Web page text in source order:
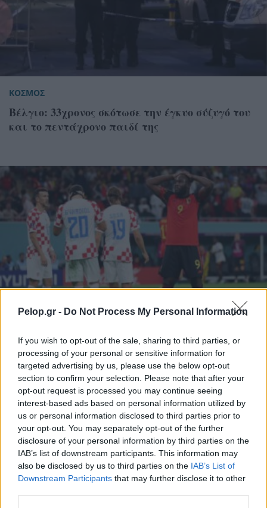
Pelop.gr - Do Not Process My Personal Information
If you wish to opt-out of the sale, sharing to third parties, or
processing of your personal or sensitive information for
targeted advertising by us, please use the below opt-out
section to confirm your selection. Please note that after your
opt-out request is processed you may continue seeing
interest-based ads based on personal information utilized by
us or personal information disclosed to third parties prior to
your opt-out. You may separately opt-out of the further
disclosure of your personal information by third parties on the
IAB’s list of downstream participants. This information may
also be disclosed by us to third parties on the IAB’s List of
Downstream Participants that may further disclose it to other
ΚΟΣΜΟΣ
Βέλγιο: 33χρονος σκότωσε την έγκυο σύζυγό του
και το πεντάχρονο παιδί της
ΠΟΔΟΣΦΑΙΡΟ
«Εξω» το Βέλγιο, συνεχίζουν Κροατία και
Μαρόκο! HIGHLIGHTS